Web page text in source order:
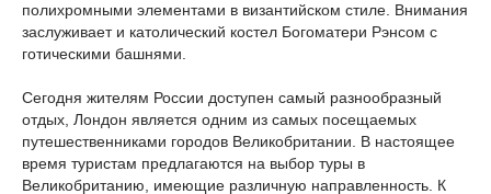
полихромными элементами в византийском стиле. Внимания
заслуживает и католический костел Богоматери Рэнсом с
готическими башнями.
Сегодня жителям России доступен самый разнообразный
отдых, Лондон является одним из самых посещаемых
путешественниками городов Великобритании. В настоящее
время туристам предлагаются на выбор туры в
Великобританию, имеющие различную направленность. К